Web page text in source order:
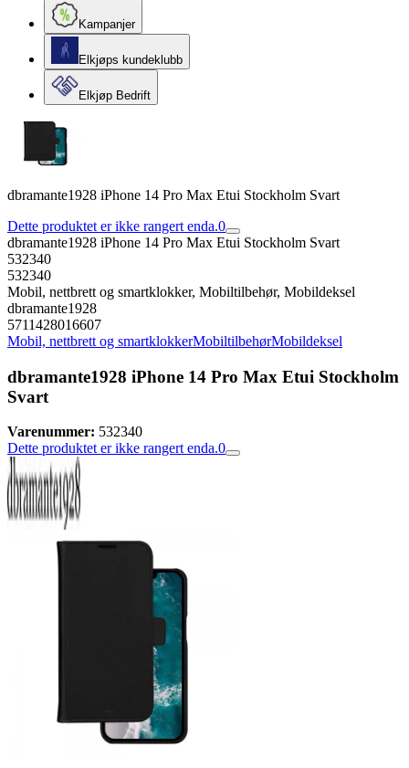
Kampanjer
Elkjøps kundeklubb
Elkjøp Bedrift
dbramante1928 iPhone 14 Pro Max Etui Stockholm Svart
Dette produktet er ikke rangert enda.0
dbramante1928 iPhone 14 Pro Max Etui Stockholm Svart
532340
532340
Mobil, nettbrett og smartklokker, Mobiltilbehør, Mobildeksel
dbramante1928
5711428016607
Mobil, nettbrett og smartklokkerMobiltilbehørMobildeksel
dbramante1928 iPhone 14 Pro Max Etui Stockholm
Svart
Varenummer: 532340
Dette produktet er ikke rangert enda.0